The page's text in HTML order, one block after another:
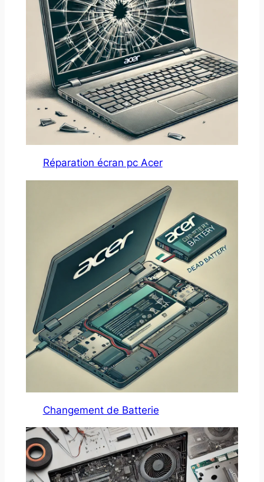
Réparation écran pc Acer
Changement de Batterie